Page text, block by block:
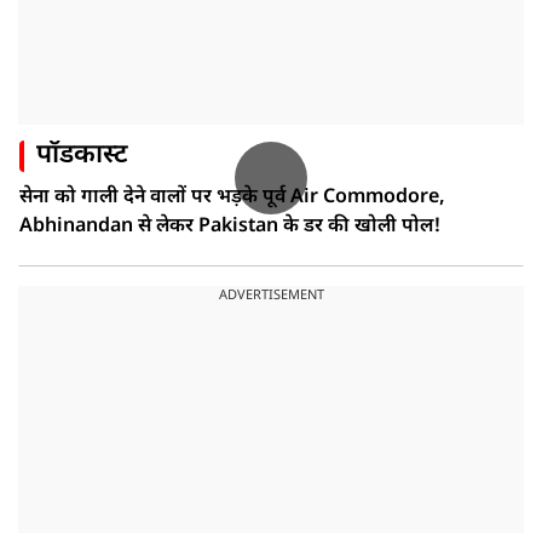
पॉडकास्ट
सेना को गाली देने वालों पर भड़के पूर्व Air Commodore,
Abhinandan से लेकर Pakistan के डर की खोली पोल!
ADVERTISEMENT